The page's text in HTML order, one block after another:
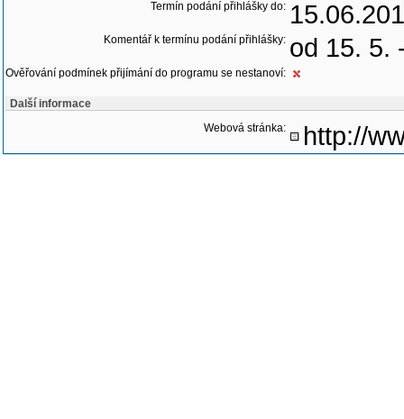
Termín podání přihlášky do:
Komentář k termínu podání přihlášky: od 15. 5.
Ověřování podmínek přijímání do programu se nestanoví:
Další informace
Webová stránka:
http://